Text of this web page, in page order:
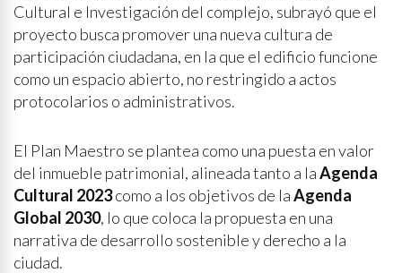
Cultural e Investigación del complejo, subrayó que el
proyecto busca promover una nueva cultura de
participación ciudadana, en la que el edificio funcione
como un espacio abierto, no restringido a actos
protocolarios o administrativos.
El Plan Maestro se plantea como una puesta en valor
del inmueble patrimonial, alineada tanto a laAgenda
Cultural 2023como a los objetivos de laAgenda
Global 2030, lo que coloca la propuesta en una
narrativa de desarrollo sostenible y derecho a la
ciudad.